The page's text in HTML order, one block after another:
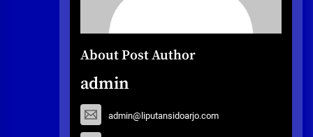
About Post Author
admin
admin@liputansidoarjo.com